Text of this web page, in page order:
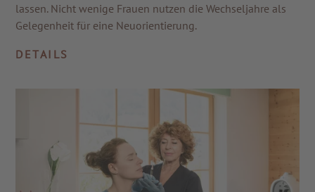
lassen. Nicht wenige Frauen nutzen die Wechseljahre als
Gelegenheit für eine Neuorientierung.
DETAILS